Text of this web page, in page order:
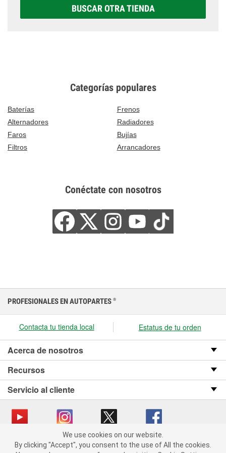
BUSCAR OTRA TIENDA
Categorías populares
Baterías
Frenos
Alternadores
Radiadores
Faros
Bujías
Filtros
Arrancadores
Conéctate con nosotros
We use cookies on our website. By clicking "Accept", you consent
to the use of All the cookies.
PROFESIONALES EN AUTOPARTES ®
Contacta tu tienda local Estatus de tu orden
Acerca de nosotros
Recursos
Servicio al cliente
Copyright © 2008-2026 O’Reilly Auto Parts v OST_3.2.0.0.729 (3) cv1361
We use cookies on our website.
By clicking "Accept", you consent to the use of All the cookies.